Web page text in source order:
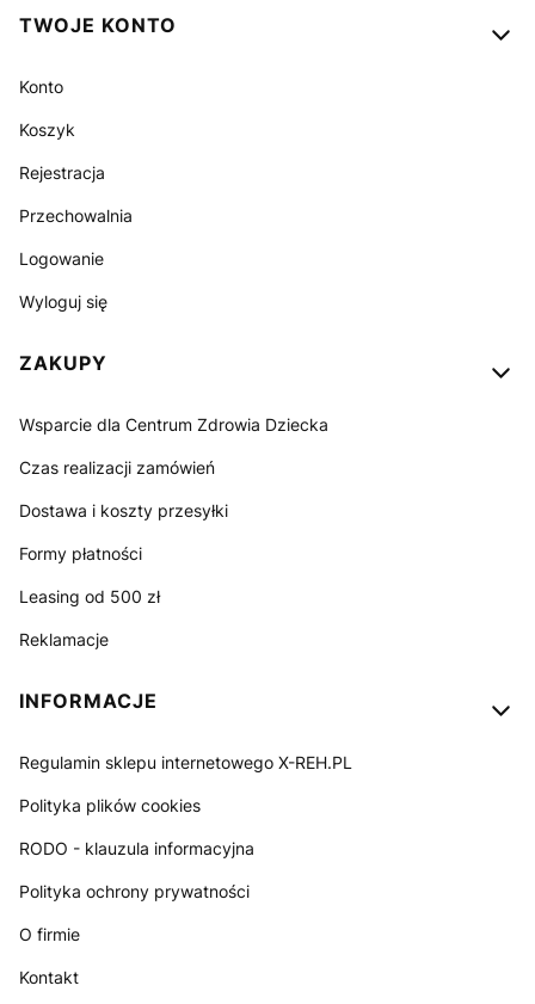
TWOJE KONTO
Konto
Koszyk
Rejestracja
Przechowalnia
Logowanie
Wyloguj się
ZAKUPY
Wsparcie dla Centrum Zdrowia Dziecka
Czas realizacji zamówień
Dostawa i koszty przesyłki
Formy płatności
Leasing od 500 zł
Reklamacje
INFORMACJE
Regulamin sklepu internetowego X-REH.PL
Polityka plików cookies
RODO - klauzula informacyjna
Polityka ochrony prywatności
O firmie
Kontakt